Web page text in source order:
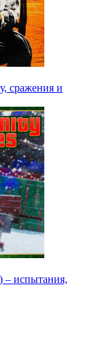
сражения и
– испытания,